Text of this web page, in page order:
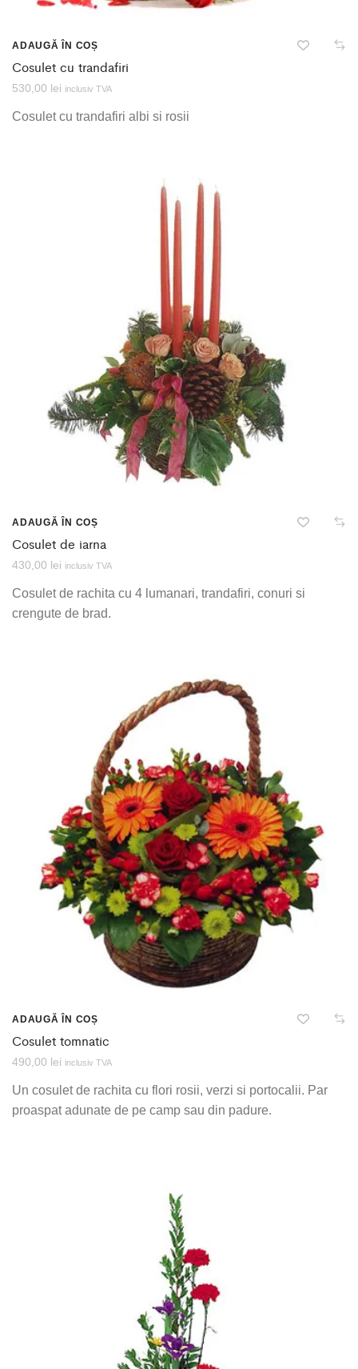
ADAUGĂ ÎN COȘ
Cosulet cu trandafiri
530,00 lei inclusiv TVA
Cosulet cu trandafiri albi si rosii
ADAUGĂ ÎN COȘ
Cosulet de iarna
430,00 lei inclusiv TVA
Cosulet de rachita cu 4 lumanari, trandafiri, conuri si
crengute de brad.
ADAUGĂ ÎN COȘ
Cosulet tomnatic
490,00 lei inclusiv TVA
Un cosulet de rachita cu flori rosii, verzi si portocalii. Par
proaspat adunate de pe camp sau din padure.